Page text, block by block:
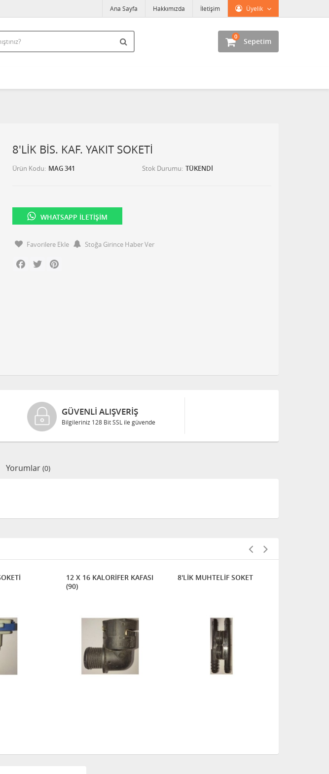
Üyelik
Ana Sayfa Hakkımızda İletişim
Sepetim
0
8'LİK BİS. KAF. YAKIT SOKETİ
Ürün Kodu MAG 341 Stok Durumu TÜKENDİ
WHATSAPP İLETIŞIM
Favorilere Ekle
Stoğa Girince Haber Ver
Facebook
Twitter
GÜVENLI ALIŞVERIŞ
Bilgileriniz 128 Bit SSL ile güvende
Yorumlar (0)
12 X 16 KALORİFER KAFASI
(90)
8'LİK MUHTELİF SOKET